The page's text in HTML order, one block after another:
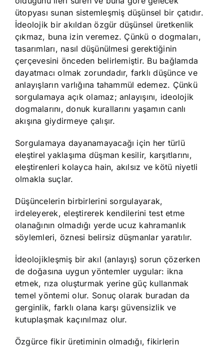
ütopyası sunan sistemleşmiş düşünsel bir çatıdır.
İdeolojik bir akıldan özgür düşünsel üretkenlik
çıkmaz, buna izin veremez. Çünkü o dogmaları,
tasarımları, nasıl düşünülmesi gerektiğinin
çerçevesini önceden belirlemiştir. Bu bağlamda
dayatmacı olmak zorundadır, farklı düşünce ve
anlayışların varlığına tahammül edemez. Çünkü
sorgulamaya açık olamaz; anlayışını, ideolojik
dogmalarını, donuk kurallarını yaşamın canlı
akışına giydirmeye çalışır.
Sorgulamaya dayanamayacağı için her türlü
eleştirel yaklaşıma düşman kesilir, karşıtlarını,
eleştirenleri kolayca hain, akılsız ve kötü niyetli
olmakla suçlar.
Düşüncelerin birbirlerini sorgulayarak,
irdeleyerek, eleştirerek kendilerini test etme
olanağının olmadığı yerde ucuz kahramanlık
söylemleri, öznesi belirsiz düşmanlar yaratılır.
İdeolojikleşmiş bir akıl (anlayış) sorun çözerken
de doğasına uygun yöntemler uygular: ikna
etmek, rıza oluşturmak yerine güç kullanmak
temel yöntemi olur. Sonuç olarak buradan da
gerginlik, farklı olana karşı güvensizlik ve
kutuplaşmak kaçınılmaz olur.
Özgürce fikir üretiminin olmadığı, fikirlerin